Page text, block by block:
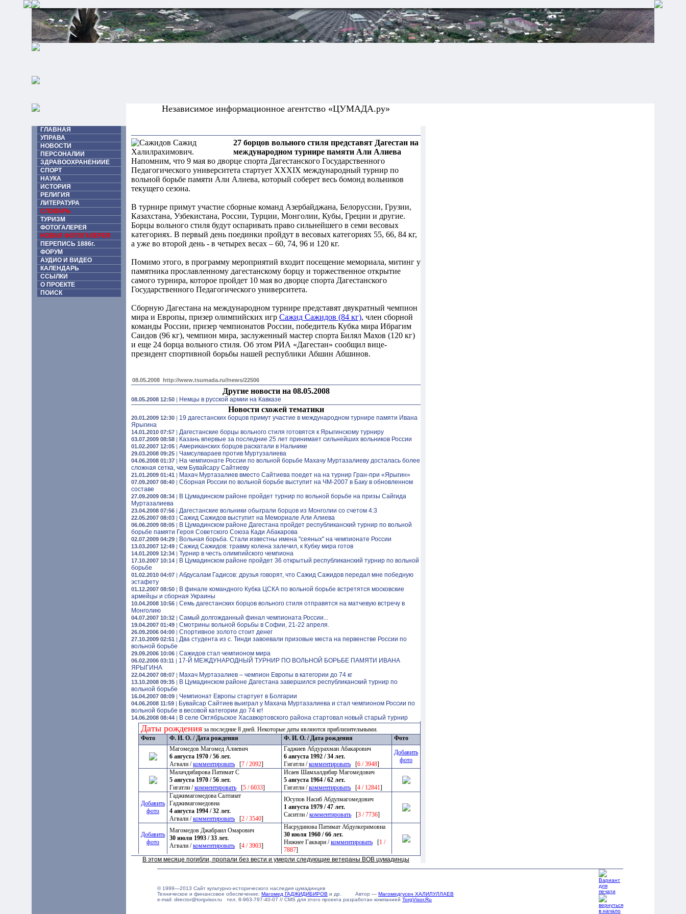
Независимое информационное агентство «ЦУМАДА.ру»
ГЛАВНАЯ
УПРАВА
НОВОСТИ
ПЕРСОНАЛИИ
ЗДРАВООХРАНЕНИИЕ
СПОРТ
НАУКА
ИСТОРИЯ
РЕЛИГИЯ
ЛИТЕРАТУРА
СЛОВАРЬ
ТУРИЗМ
ФОТОГАЛЕРЕЯ
НОВАЯ ФОТОГАЛЕРЕЯ
ПЕРЕПИСЬ 1886г.
ФОРУМ
АУДИО И ВИДЕО
КАЛЕНДАРЬ
ССЫЛКИ
О ПРОЕКТЕ
ПОИСК
27 борцов вольного стиля представят Дагестан на
международном турнире памяти Али Алиева
Напомним, что 9 мая во дворце спорта Дагестанского Государственного
Педагогического университета стартует XXXIX международный турнир по
вольной борьбе памяти Али Алиева, который соберет весь бомонд вольников
текущего сезона.
В турнире примут участие сборные команд Азербайджана, Белоруссии, Грузии,
Казахстана, Узбекистана, России, Турции, Монголии, Кубы, Греции и другие.
Борцы вольного стиля будут оспаривать право сильнейшего в семи весовых
категориях. В первый день поединки пройдут в весовых категориях 55, 66, 84 кг,
а уже во второй день - в четырех весах – 60, 74, 96 и 120 кг.
Помимо этого, в программу мероприятий входит посещение мемориала, митинг у
памятника прославленному дагестанскому борцу и торжественное открытие
самого турнира, которое пройдет 10 мая во дворце спорта Дагестанского
Государственного Педагогического университета.
Сборную Дагестана на международном турнире представят двукратный чемпион
мира и Европы, призер олимпийских игр Сажид Сажидов (84 кг), член сборной
команды России, призер чемпионатов России, победитель Кубка мира Ибрагим
Саидов (96 кг), чемпион мира, заслуженный мастер спорта Билял Махов (120 кг)
и еще 24 борца вольного стиля. Об этом РИА «Дагестан» сообщил вице-
президент спортивной борьбы нашей республики Абшин Абшинов.
08.05.2008 http://www.tsumada.ru//news/22506
Другие новости на 08.05.2008
08.05.2008 12:50 | Немцы в русской армии на Кавказе
Новости схожей тематики
20.01.2009 12:30 | 19 дагестанских борцов примут участие в международном турнире памяти Ивана
Ярыгина
14.01.2010 07:57 | Дагестанские борцы вольного стиля готовятся к Ярыгинскому турниру
03.07.2009 08:58 | Казань впервые за последние 25 лет принимает сильнейших вольников России
01.02.2007 12:05 | Американских борцов раскатали в Нальчике
29.03.2008 09:25 | Чамсулвараев против Муртузалиева
04.06.2008 01:37 | На чемпионате России по вольной борьбе Махачу Муртазалиеву досталась более
сложная сетка, чем Бувайсару Сайтиеву
21.01.2009 01:41 | Махач Муртазалиев вместо Сайтиева поедет на на турнир Гран-при «Ярыгин»
07.09.2007 08:40 | Сборная России по вольной борьбе выступит на ЧМ-2007 в Баку в обновленном
составе
27.09.2009 08:34 | В Цумадинском районе пройдет турнир по вольной борьбе на призы Сайгида
Муртазалиева
23.04.2008 07:56 | Дагестанские вольники обыграли борцов из Монголии со счетом 4:3
22.05.2007 08:03 | Сажид Сажидов выступит на Мемориале Али Алиева
06.06.2009 08:05 | В Цумадинском районе Дагестана пройдет республиканский турнир по вольной
борьбе памяти Героя Советского Союза Кади Абакарова
02.07.2009 04:29 | Вольная борьба. Стали известны имена "сеяных" на чемпионате России
13.03.2007 12:49 | Сажид Сажидов: травму колена залечил, к Кубку мира готов
14.01.2009 12:34 | Турнир в честь олимпийского чемпиона
17.10.2007 10:14 | В Цумадинском районе пройдет 36 открытый республиканский турнир по вольной
борьбе
01.02.2010 04:07 | Абдусалам Гадисов: друзья говорят, что Сажид Сажидов передал мне победную
эстафету
01.12.2007 08:50 | В финале командного Кубка ЦСКА по вольной борьбе встретятся московские
армейцы и сборная Украины
10.04.2008 10:56 | Семь дагестанских борцов вольного стиля отправятся на матчевую встречу в
Монголию
04.07.2007 10:32 | Самый долгожданный финал чемпионата России...
19.04.2007 01:49 | Смотрины вольной борьбы в Софии, 21-22 апреля.
26.09.2006 04:00 | Спортивное золото стоит денег
27.10.2009 02:51 | Два студента из с. Тинди завоевали призовые места на первенстве России по
вольной борьбе
29.09.2006 10:06 | Сажидов стал чемпионом мира
06.02.2006 03:11 | 17-Й МЕЖДУНАРОДНЫЙ ТУРНИР ПО ВОЛЬНОЙ БОРЬБЕ ПАМЯТИ ИВАНА
ЯРЫГИНА
22.04.2007 08:07 | Махач Муртазалиев – чемпион Европы в категории до 74 кг
13.10.2008 09:35 | В Цумадинском районе Дагестана завершился республиканский турнир по
вольной борьбе
16.04.2007 08:09 | Чемпионат Европы стартует в Болгарии
04.06.2008 11:59 | Бувайсар Сайтиев выиграл у Махача Муртазалиева и стал чемпионом России по
вольной борьбе в весовой категории до 74 кг!
14.06.2008 08:44 | В селе Октябрьское Хасавюртовского района стартовал новый старый турнир
Даты рождения за последние 8 дней. Некоторые даты являются приблизительными.
Фото
Ф. И. О. / Дата рождения Ф. И. О. / Дата рождения
Фото
Магомедов Магомед Алиевич
6 августа 1970 / 56 лет.
Агвали /комментировать [7 / 2092]
Гаджиев Абдурахман Абакарович
6 августа 1992 / 34 лет.
Гигатли /комментировать [6 / 3948]
Добавить
фото
Малачдибирова Патимат С
5 августа 1970 / 56 лет.
Гигатли /комментировать [5 / 6033]
Исаев Шамхалдибир Магомедович
5 августа 1964 / 62 лет.
Гигатли /комментировать [4 / 12841]
Добавить
фото
Гаджимагомедова Салтанат
Гаджимагомедовна
4 августа 1994 / 32 лет.
Агвали /комментировать [2 / 3540]
Юсупов Насиб Абдулмагомедович
1 августа 1979 / 47 лет.
Саситли /комментировать [3 / 7736]
Добавить
фото
Магомедов Джабраил Омарович
30 июля 1993 / 33 лет.
Агвали /комментировать [4 / 3903]
Насрудинова Патимат Абдулкеримовна
30 июля 1960 / 66 лет.
Нижнее Гаквари /комментировать [1 /
7887]
В этом месяце погибли, пропали без вести и умерли следующие ветераны ВОВ цумадинцы
© 1999—2013 Сайт культурно-исторического наследия цумадинцев
Техническое и финансовое обеспечение: Магомед ГАДЖИДИБИРОВ и др. Автор — Магомедгусен ХАЛИЛУЛЛАЕВ
e-mail: director@torgvisor.ru тел. 8-963-797-40-07 // CMS для этого проекта разработан компанией TorgVisor.Ru